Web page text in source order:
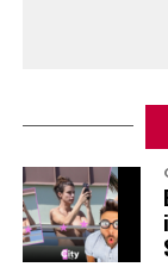
arrivano due
semplice
Post Views: